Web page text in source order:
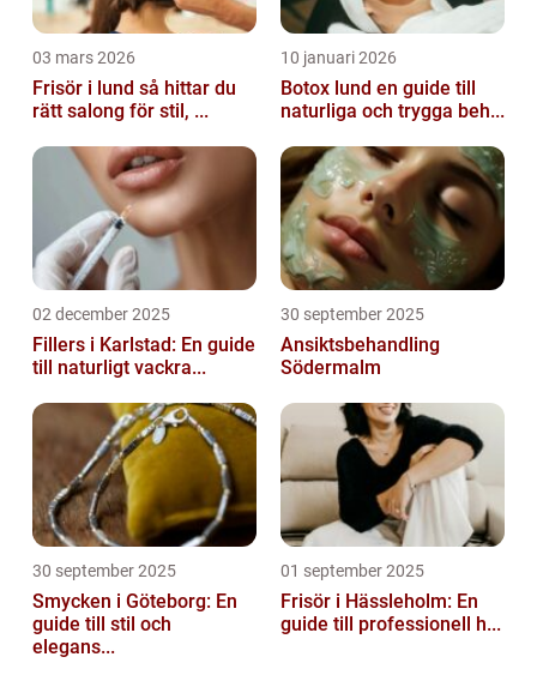
03 mars 2026
Frisör i lund så hittar du
rätt salong för stil, ...
10 januari 2026
Botox lund en guide till
naturliga och trygga beh...
02 december 2025
Fillers i Karlstad: En guide
till naturligt vackra...
30 september 2025
Ansiktsbehandling
Södermalm
30 september 2025
Smycken i Göteborg: En
guide till stil och
elegans...
01 september 2025
Frisör i Hässleholm: En
guide till professionell h...